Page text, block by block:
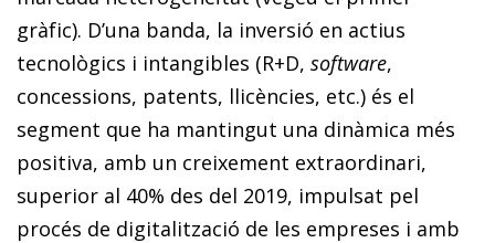
gràfic). D’una banda, la inversió en actius
tecnològics i intangibles (R+D, software,
concessions, patents, llicències, etc.) és el
segment que ha mantingut una dinàmica més
positiva, amb un creixement extraordinari,
superior al 40% des del 2019, impulsat pel
procés de digitalització de les empreses i amb